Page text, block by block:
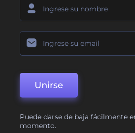
Unirse
Puede darse de baja fácilmente
momento.